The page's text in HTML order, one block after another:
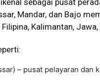
sebagai pusat
Mandar, dan Bajo
Kalimantan,
– pusat pelayaran dan